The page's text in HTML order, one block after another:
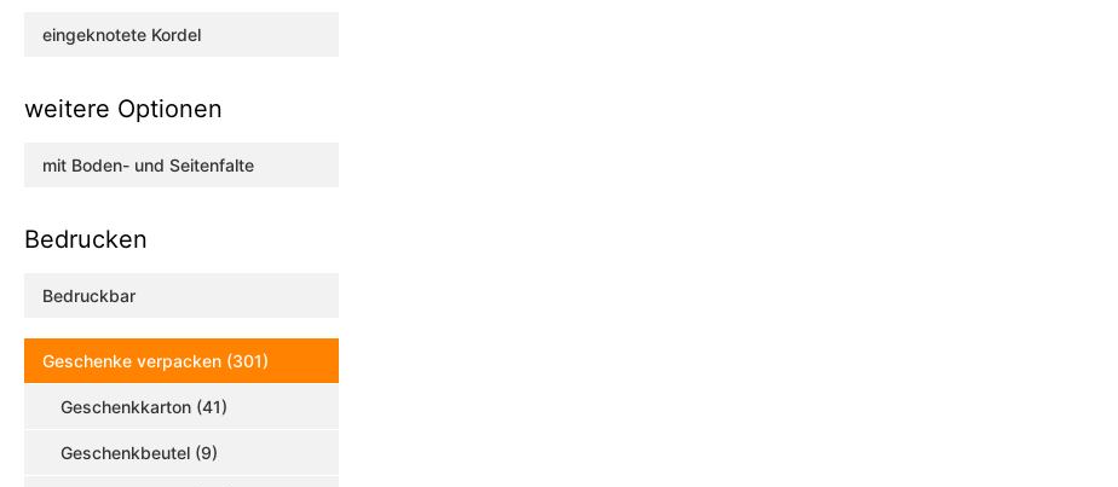
eingeknotete Kordel
weitere Optionen
mit Boden- und Seitenfalte
Bedrucken
Bedruckbar
Geschenke verpacken (301)
Geschenkkarton (41)
Geschenkbeutel (9)